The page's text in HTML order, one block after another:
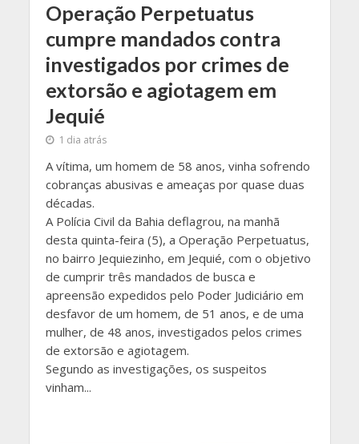
Operação Perpetuatus
cumpre mandados contra
investigados por crimes de
extorsão e agiotagem em
Jequié
1 dia atrás
A vítima, um homem de 58 anos, vinha sofrendo
cobranças abusivas e ameaças por quase duas
décadas.
A Polícia Civil da Bahia deflagrou, na manhã
desta quinta-feira (5), a Operação Perpetuatus,
no bairro Jequiezinho, em Jequié, com o objetivo
de cumprir três mandados de busca e
apreensão expedidos pelo Poder Judiciário em
desfavor de um homem, de 51 anos, e de uma
mulher, de 48 anos, investigados pelos crimes
de extorsão e agiotagem.
Segundo as investigações, os suspeitos
vinham...